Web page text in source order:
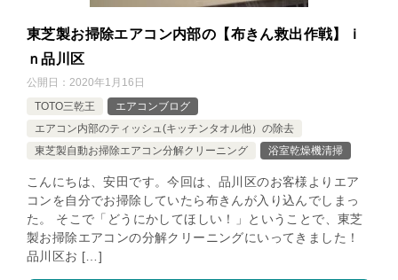
東芝製お掃除エアコン内部の【布きん救出作戦】ｉ
ｎ品川区
公開日： 2020年1月16日
TOTO三乾王
エアコンブログ
エアコン内部のティッシュ(キッチンタオル他）の除去
東芝製自動お掃除エアコン分解クリーニング
浴室乾燥機清掃
こんにちは、安田です。今回は、品川区のお客様よりエア
コンを自分でお掃除していたら布きんが入り込んでしまっ
た。 そこで「どうにかしてほしい！」ということで、東芝
製お掃除エアコンの分解クリーニングにいってきました！
品川区お […]